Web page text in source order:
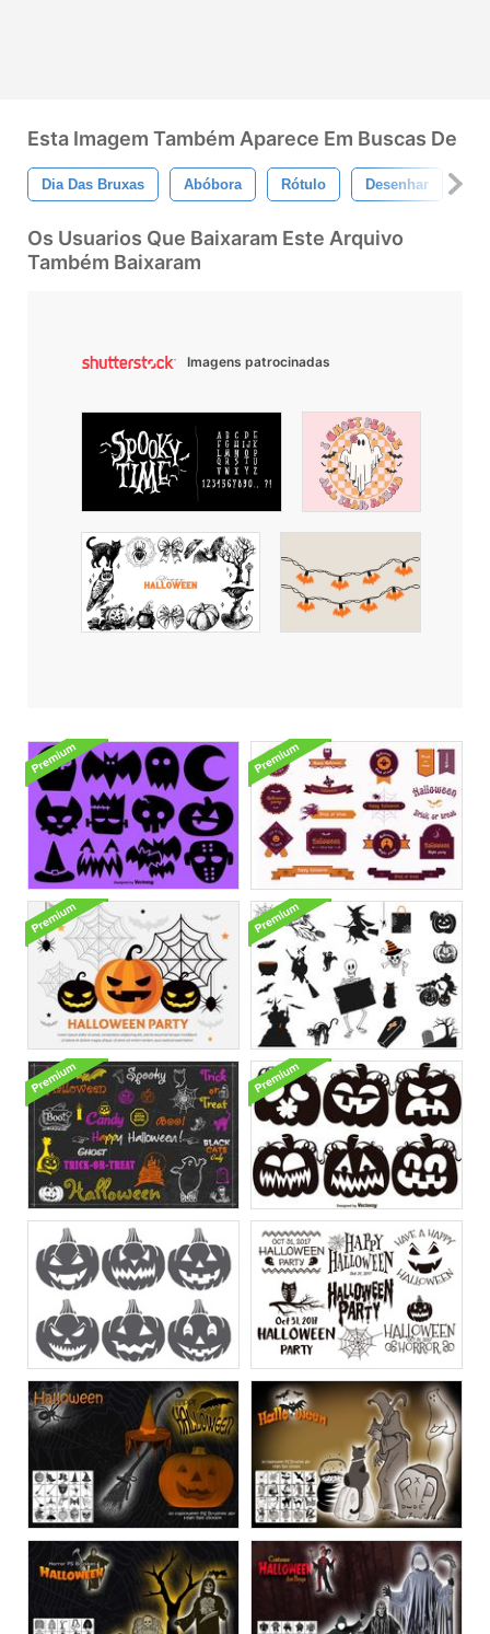
Esta Imagem Também Aparece Em Buscas De
Dia Das Bruxas Abóbora Rótulo Desenhar
Os Usuarios Que Baixaram Este Arquivo
Também Baixaram
Imagens patrocinadas